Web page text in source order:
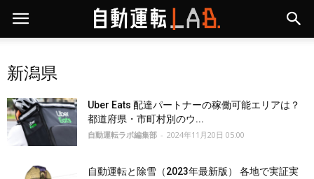
新潟県
Uber Eats 配達パートナーの稼働可能エリアは？
都道府県・市町村別のウ...
自動運転ラボ編集部 - 2024年11月20日 05:00
自動運転と除雪（2023年最新版） 各地で実証実